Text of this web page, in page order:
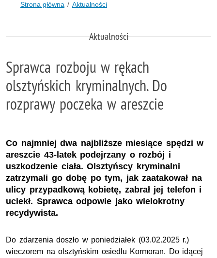
Strona główna Aktualności
Aktualności
Sprawca rozboju w rękach
olsztyńskich kryminalnych. Do
rozprawy poczeka w areszcie
Co najmniej dwa najbliższe miesiące spędzi w
areszcie 43-latek podejrzany o rozbój i
uszkodzenie ciała. Olsztyńscy kryminalni
zatrzymali go dobę po tym, jak zaatakował na
ulicy przypadkową kobietę, zabrał jej telefon i
uciekł. Sprawca odpowie jako wielokrotny
recydywista.
Do zdarzenia doszło w poniedziałek (03.02.2025 r.)
wieczorem na olsztyńskim osiedlu Kormoran. Do idącej